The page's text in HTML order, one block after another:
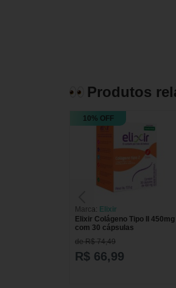
Produtos
10% OFF
Marca: Elixir
Elixir Colágeno Tipo II 450mg
com 30 cápsulas
de R$ 74,49
R$ 66,99